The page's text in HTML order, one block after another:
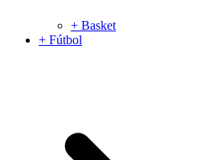
+ Basket
+ Fútbol